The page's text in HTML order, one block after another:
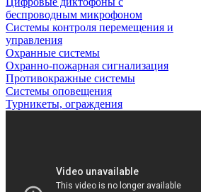
беспроводным микрофоном
Системы контроля перемещения и
управления
Охранные системы
Охранно-пожарная сигнализация
Противокражные системы
Системы оповещения
Турникеты, ограждения